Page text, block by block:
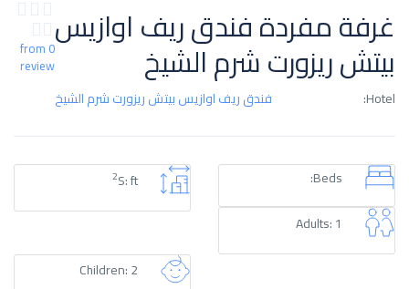
غرفة مفردة فندق ريف اوازيس
بيتش ريزورت شرم الشيخ
Hotel: فندق ريف اوازيس بيتش ريزورت شرم الشيخ
from 0
review
S: ft
2
Beds:
Adults: 1
Children: 2